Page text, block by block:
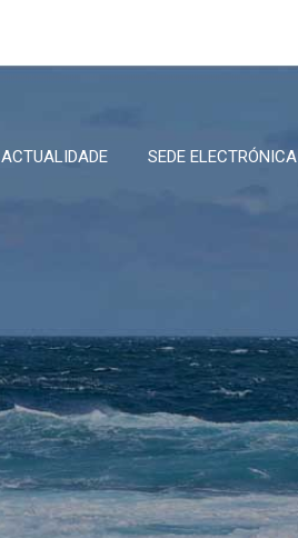
ACTUALIDADE SEDE ELECTRÓNICA